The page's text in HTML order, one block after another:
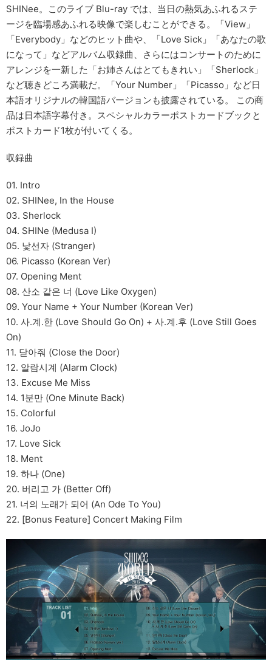
SHINee。このライブ Blu-ray では、当日の熱気あふれるステ
ージを臨場感あふれる映像で楽しむことができる。「View」
「Everybody」などのヒット曲や、「Love Sick」「あなたの歌
になって」などアルバム収録曲、さらにはコンサートのために
アレンジを一新した「お姉さんはとてもきれい」「Sherlock」
など聴きどころ満載だ。「Your Number」「Picasso」など日
本語オリジナルの韓国語バージョンも披露されている。 この商
品は日本語字幕付き。スペシャルカラーポストカードブックと
ポストカード1枚が付いてくる。
収録曲
01. Intro
02. SHINee, In the House
03. Sherlock
04. SHINe (Medusa I)
05. 낯선자 (Stranger)
06. Picasso (Korean Ver)
07. Opening Ment
08. 산소 같은 너 (Love Like Oxygen)
09. Your Name + Your Number (Korean Ver)
10. 사.계.한 (Love Should Go On) + 사.계.후 (Love Still Goes
On)
11. 닫아줘 (Close the Door)
12. 알람시계 (Alarm Clock)
13. Excuse Me Miss
14. 1분만 (One Minute Back)
15. Colorful
16. JoJo
17. Love Sick
18. Ment
19. 하나 (One)
20. 버리고 가 (Better Off)
21. 너의 노래가 되어 (An Ode To You)
22. [Bonus Feature] Concert Making Film